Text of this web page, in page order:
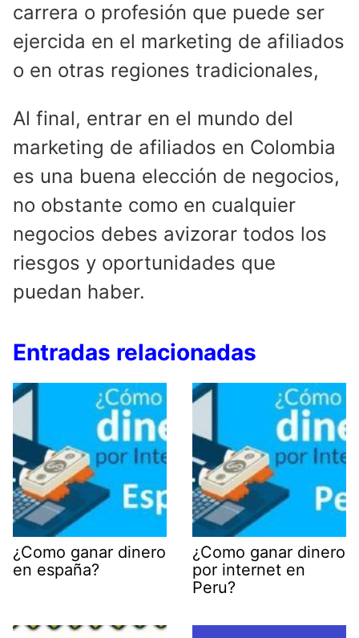
carrera o profesión que puede ser
ejercida en el marketing de afiliados
o en otras regiones tradicionales,
Al final, entrar en el mundo del
marketing de afiliados en Colombia
es una buena elección de negocios,
no obstante como en cualquier
negocios debes avizorar todos los
riesgos y oportunidades que
puedan haber.
Entradas relacionadas
¿Como ganar dinero
en españa?
¿Como ganar dinero
por internet en
Peru?